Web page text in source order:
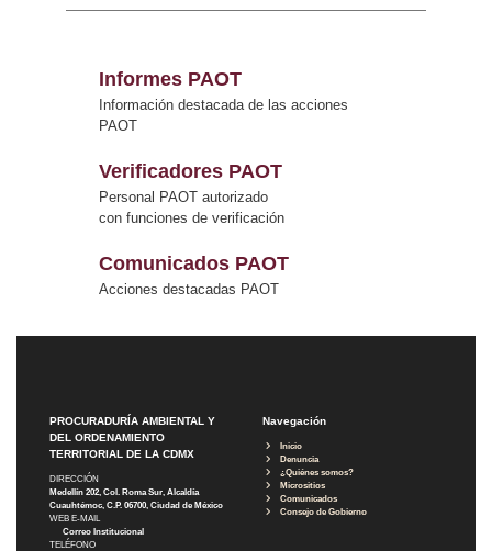
Informes PAOT
Información destacada de las acciones
PAOT
Verificadores PAOT
Personal PAOT autorizado
con funciones de verificación
Comunicados PAOT
Acciones destacadas PAOT
PROCURADURÍA AMBIENTAL Y
DEL ORDENAMIENTO
TERRITORIAL DE LA CDMX
DIRECCIÓN
Medellín 202, Col. Roma Sur, Alcaldía
Cuauhtémoc, C.P. 06700, Ciudad de México
WEB E-MAIL
Correo Institucional
TELÉFONO
Navegación
Inicio
Denuncia
¿Quiénes somos?
Micrositios
Comunicados
Consejo de Gobierno